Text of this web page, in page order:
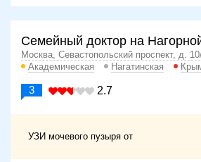
Семейный доктор на
Москва, Севастопольский проспект, д.
Академическая
Нагатинская
3 2.7
УЗИ мочевого пузыря от